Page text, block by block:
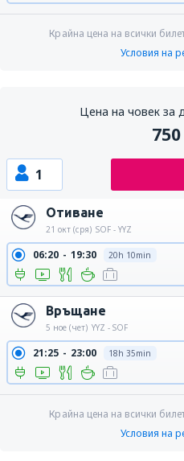
Крайна цена на всички
Условия на
Цена на човек за
750
1
Отиване
21 окт (сря) SOF - YYZ
06:20 19:30 20h 10min
Връщане
5 ное (чет) YYZ - SOF
21:25 23:00 18h 35min
Крайна цена на всички
Условия на